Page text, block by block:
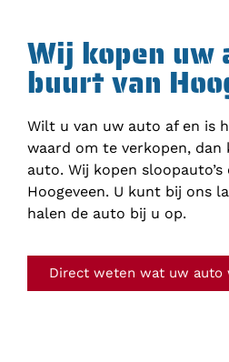
Wij kopen uw
buurt van
Wilt u van uw auto af en is
waard om te verkopen, dan
auto. Wij kopen
Hoogeveen. U kunt bij ons
halen de auto bij u op.
Direct weten wat uw auto